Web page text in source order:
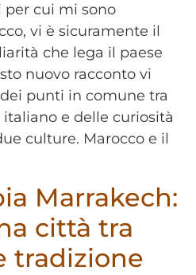
cui mi sono
vi è sicuramente il
che lega il paese
nuovo racconto vi
punti in comune tra
e delle curiosità
culture. Marocco e il
Marrakech:
città tra
tradizione